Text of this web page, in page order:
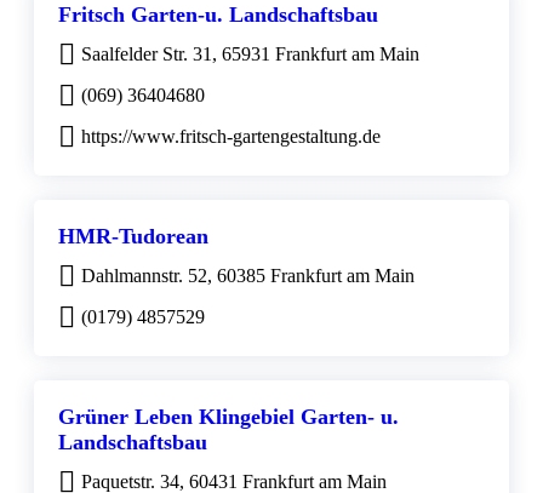
Fritsch Garten-u. Landschaftsbau
Saalfelder Str. 31, 65931 Frankfurt am Main
(069) 36404680
https://www.fritsch-gartengestaltung.de
HMR-Tudorean
Dahlmannstr. 52, 60385 Frankfurt am Main
(0179) 4857529
Grüner Leben Klingebiel Garten- u.
Landschaftsbau
Paquetstr. 34, 60431 Frankfurt am Main